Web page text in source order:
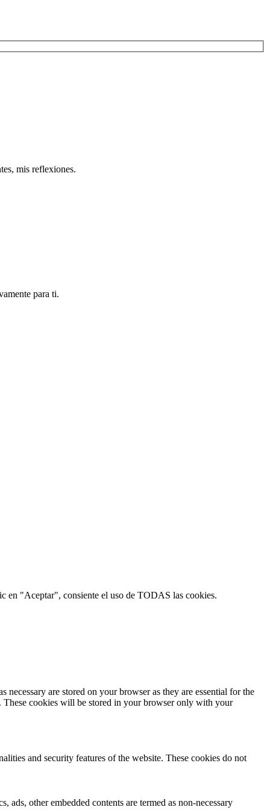
mis reflexiones.
para ti.
en "Aceptar", consiente el uso de TODAS las cookies.
are stored on your browser as they are essential for the
These cookies will be stored in your browser only with your
and security features of the website. These cookies do not
other embedded contents are termed as non-necessary